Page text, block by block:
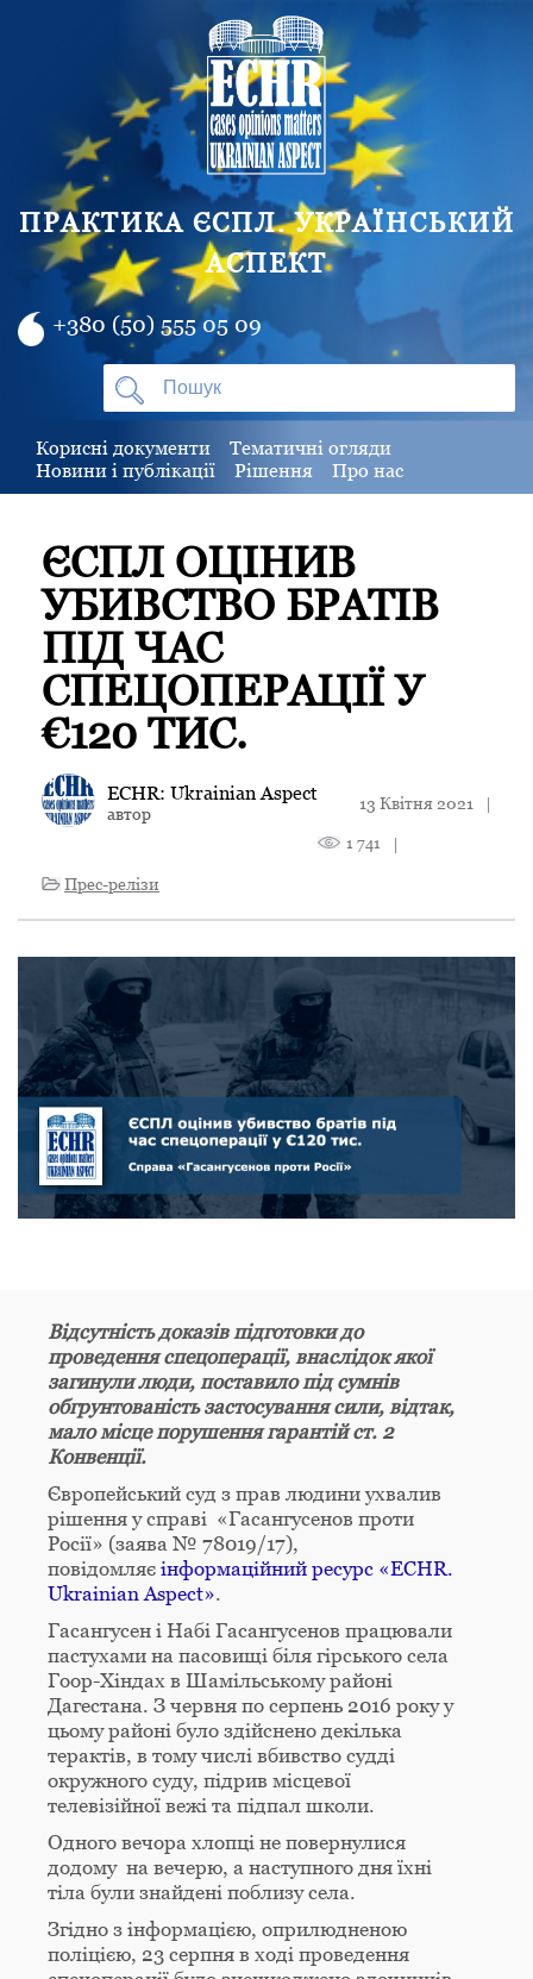
ПРАКТИКА ЄСПЛ. УКРАЇНСЬКИЙ
АСПЕКТ
+380 (50) 555 05 09
Корисні документи
Тематичні огляди
Новини і публікації
Рішення Про нас
ЄСПЛ ОЦІНИВ
УБИВСТВО БРАТІВ
ПІД ЧАС
СПЕЦОПЕРАЦІЇ У
€120 ТИС.
ECHR: Ukrainian Aspect
автор
13 Квітня 2021 |
1 741
|
Прес-релізи
Відсутність доказів підготовки до
проведення спецоперації, внаслідок якої
загинули люди, поставило під сумнів
обгрунтованість застосування сили, відтак,
мало місце порушення гарантій ст. 2
Конвенції.
Європейський суд з прав людини ухвалив
рішення у справі «Гасангусенов проти
Росії» (заява № 78019/17),
повідомляє інформаційний ресурс «ECHR.
Ukrainian Aspect».
Гасангусен і Набі Гасангусенов працювали
пастухами на пасовищі біля гірського села
Гоор-Хіндах в Шамільському районі
Дагестана. З червня по серпень 2016 року у
цьому районі було здійснено декілька
терактів, в тому числі вбивство судді
окружного суду, підрив місцевої
телевізійної вежі та підпал школи.
Одного вечора хлопці не повернулися
додому на вечерю, а наступного дня їхні
тіла були знайдені поблизу села.
Згідно з інформацією, оприлюдненою
поліцією, 23 серпня в ході проведення